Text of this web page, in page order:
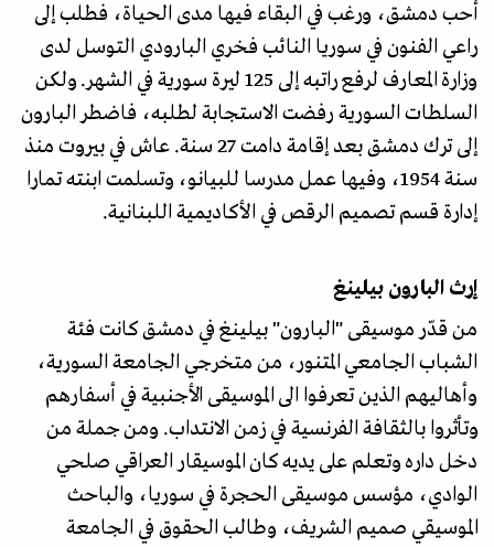
أحب دمشق، ورغب في البقاء فيها مدى الحياة، فطلب إلى
راعي الفنون في سوريا النائب فخري البارودي التوسل لدى
وزارة المعارف لرفع راتبه إلى 125 ليرة سورية في الشهر. ولكن
السلطات السورية رفضت الاستجابة لطلبه، فاضطر البارون
إلى ترك دمشق بعد إقامة دامت 27 سنة. عاش في بيروت منذ
سنة 1954، وفيها عمل مدرسا للبيانو، وتسلمت ابنته تمارا
إدارة قسم تصميم الرقص في الأكاديمية اللبنانية.
إرث البارون بيلينغ
من قدّر موسيقى "البارون" بيلينغ في دمشق كانت فئة
الشباب الجامعي المتنور، من متخرجي الجامعة السورية،
وأهاليهم الذين تعرفوا الى الموسيقى الأجنبية في أسفارهم
وتأثروا بالثقافة الفرنسية في زمن الانتداب. ومن جملة من
دخل داره وتعلم على يديه كان الموسيقار العراقي صلحي
الوادي، مؤسس موسيقى الحجرة في سوريا، والباحث
الموسيقي صميم الشريف، وطالب الحقوق في الجامعة